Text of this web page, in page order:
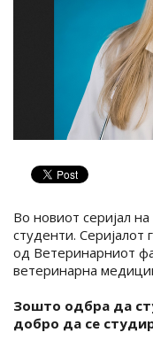
Во новиот серијал
студенти. Серијалот
од Ветеринарниот
ветеринарна
Зошто одбра да
добро да се